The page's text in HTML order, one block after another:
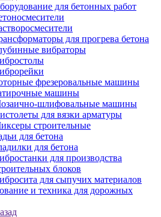
для бетонных работ
для прогрева бетона
вибраторы
фрезеровальные машины
машины
шлифовальные машины
для вязки арматуры
строительные
для бетона
для бетона
для производства
блоков
для сыпучих материалов
и техника для дорожных